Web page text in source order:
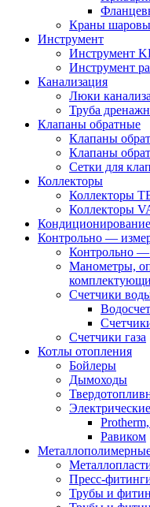
Краны
Инструмент
Инструмент
Инструмент
Канализация
Люки
Труба
Клапаны обратные
Клапаны
Клапаны
Сетки для
Коллекторы
Коллекторы
Коллекторы
Кондиционирование
Контрольно —
Контрольно —
Манометры,
Счетчики
Счетчики газа
Котлы отопления
Бойлеры
Дымоходы
Равиком
Пресс-
Трубы и